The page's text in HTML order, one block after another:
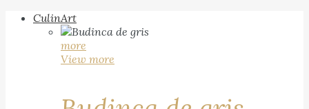
CulinArt
more
View more